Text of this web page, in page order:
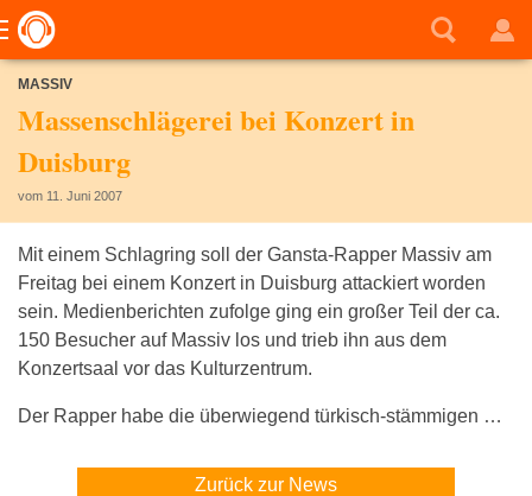
MASSIV
Massenschlägerei bei Konzert in
Duisburg
vom 11. Juni 2007
Mit einem Schlagring soll der Gansta-Rapper Massiv am
Freitag bei einem Konzert in Duisburg attackiert worden
sein. Medienberichten zufolge ging ein großer Teil der ca.
150 Besucher auf Massiv los und trieb ihn aus dem
Konzertsaal vor das Kulturzentrum.
Der Rapper habe die überwiegend türkisch-stämmigen …
Zurück zur News